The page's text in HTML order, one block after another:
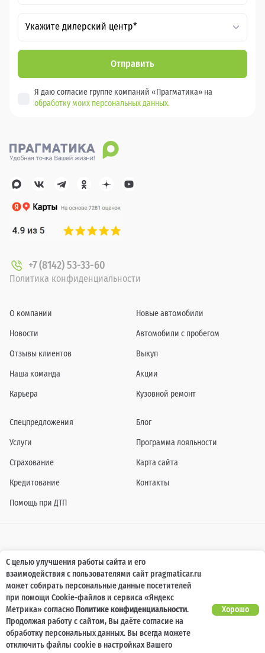
Укажите дилерский центр*
Отправить
Я даю согласие группе компаний «Прагматика» на
обработку моих персональных данных.
+7 (8142) 53-33-60
Политика конфиденциальности
О компании
Новости
Отзывы клиентов
Наша команда
Карьера
Новые автомобили
Автомобили с пробегом
Выкуп
Акции
Кузовной ремонт
Спецпредложения
Услуги
Страхование
Кредитование
Помощь при ДТП
Блог
Программа лояльности
Карта сайта
Контакты
Информация о технических характеристиках, составе комплектаций, цветовой
гамме и стоимости автомобилей, а также действующих акциях, сроках и условиях
их проведения, указанных на сайте www.pragmaticar.ru, носит информационный
характер и ни при каких условиях не является публичной офертой,
определяемой положениями пунктом 2 статьи 437 Гражданского кодекса
Российской Федерации. Для получения подробной информации обращайтесь к
специалистам нашей компании.
© ПРАГМАТИКА, 2026
С целью улучшения работы сайта и его
взаимодействия с пользователями сайт pragmaticar.ru
может собирать персональные данные посетителей
при помощи Cookie-файлов и сервиса «Яндекс
Метрика» согласноПолитике конфиденциальности.
Продолжая работу с сайтом, Вы даёте согласие на
обработку персональных данных. Вы всегда можете
отключить файлы cookie в настройках Вашего
Хорошо